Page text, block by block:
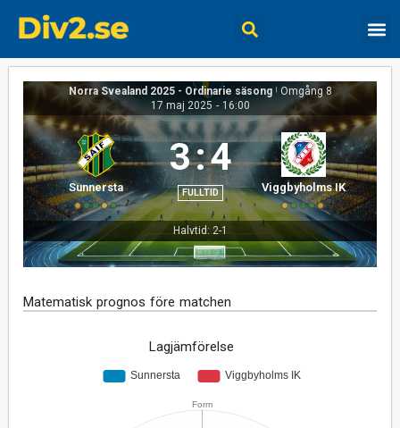
Norra Svealand 2025 - Ordinarie säsong | Omgång 8
17 maj 2025 - 16:00
Sunnersta
3:4
FULLTID Viggbyholms IK
Halvtid: 2-1
Matematisk prognos före matchen
Lagjämförelse